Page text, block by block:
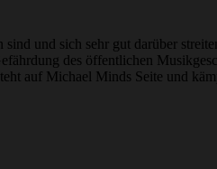
und sich sehr gut darüber
des öffentlichen
auf Michael Minds Seite und